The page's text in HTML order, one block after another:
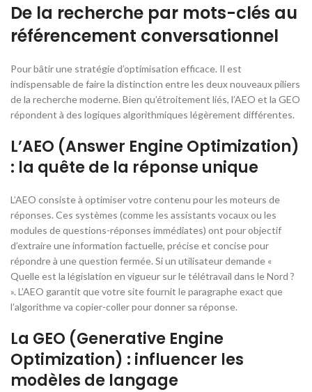
De la recherche par mots-clés au
référencement conversationnel
Pour bâtir une stratégie d’optimisation efficace. Il est
indispensable de faire la distinction entre les deux nouveaux piliers
de la recherche moderne. Bien qu’étroitement liés, l’AEO et la GEO
répondent à des logiques algorithmiques légèrement différentes.
L’AEO (Answer Engine Optimization)
: la quête de la réponse unique
L’AEO consiste à optimiser votre contenu pour les moteurs de
réponses. Ces systèmes (comme les assistants vocaux ou les
modules de questions-réponses immédiates) ont pour objectif
d’extraire une information factuelle, précise et concise pour
répondre à une question fermée. Si un utilisateur demande «
Quelle est la législation en vigueur sur le télétravail dans le Nord ?
». L’AEO garantit que votre site fournit le paragraphe exact que
l’algorithme va copier-coller pour donner sa réponse.
La GEO (Generative Engine
Optimization) : influencer les
modèles de langage